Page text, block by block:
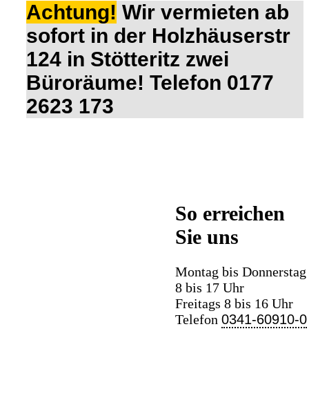
Achtung! Wir vermieten ab
sofort in der Holzhäuserstr
124 in Stötteritz zwei
Büroräume! Telefon 0177
2623 173
So erreichen
Sie uns
Montag bis Donnerstag
8 bis 17 Uhr
Freitags 8 bis 16 Uhr
Telefon 0341-60910-0